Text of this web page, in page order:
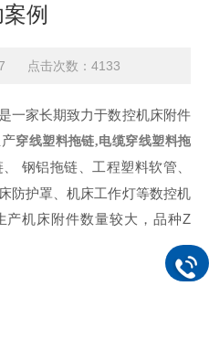
例
7 点击次数：4133
一家长期致力于数控机床附件
穿线塑料拖链,电缆穿线塑料拖
钢铝拖链、工程塑料软管、
防护罩、机床工作灯等数控机
产机床附件数量较大，品种Z